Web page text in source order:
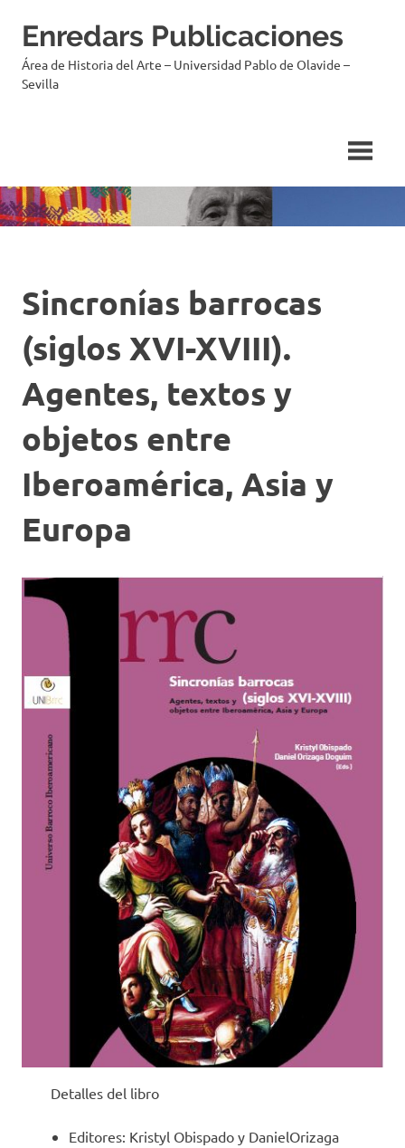
contenido
Enredars Publicaciones
Área de Historia del Arte – Universidad Pablo de Olavide –
Sevilla
Sincronías barrocas
(siglos XVI-XVIII).
Agentes, textos y
objetos entre
Iberoamérica, Asia y
Europa
Detalles del libro
Editores: Kristyl Obispado y DanielOrizaga